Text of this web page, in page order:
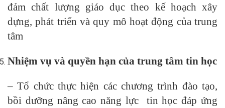
đảm chất lượng giáo dục theo kế hoạch xây
dựng, phát triển và quy mô hoạt động của trung
tâm
Nhiệm vụ và quyền hạn của trung tâm tin học
– Tổ chức thực hiện các chương trình đào tạo,
bồi dưỡng nâng cao năng lực tin học đáp ứng